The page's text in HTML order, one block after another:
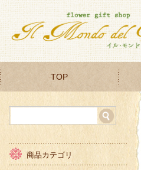
TOP
商品カテゴリ